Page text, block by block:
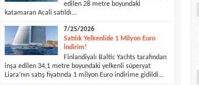
edilen 28 metre boyundaki
katamaran Acali satıldı...
7/25/2026
Satılık Yelkenlide 1 Milyon Euro
İndirim!
Finlandiyalı Baltic Yachts tarafından
inşa edilen 34,1 metre boyundaki yelkenli süperyat
Liara’nın satış fiyatında 1 milyon Euro indirime gidildi...